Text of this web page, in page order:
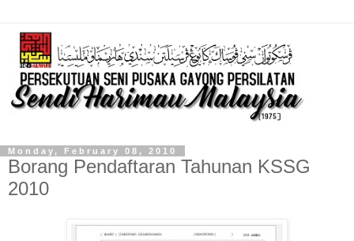
Monday, February 08, 2010
Borang Pendaftaran Tahunan KSSG
2010